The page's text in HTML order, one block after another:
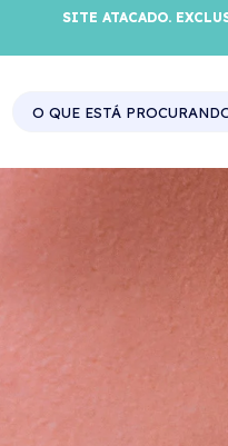
SITE ATACADO.